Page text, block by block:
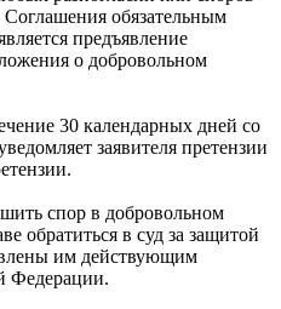
обязательным
предъявление
о добровольном
30 календарных дней со
заявителя претензии
спор в добровольном
обратиться в суд за защитой
им действующим
Федерации.